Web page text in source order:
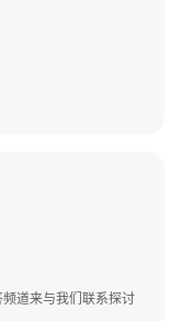
道来与我们联系探讨